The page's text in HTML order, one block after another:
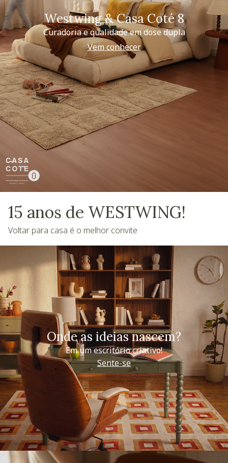
Westwing & Casa Coté 8
Curadoria e qualidade em dose dupla
Vem conhecer
15 anos de WESTWING!
Voltar para casa é o melhor convite
Onde as ideias nascem?
Em um escritório criativo!
Sente-se